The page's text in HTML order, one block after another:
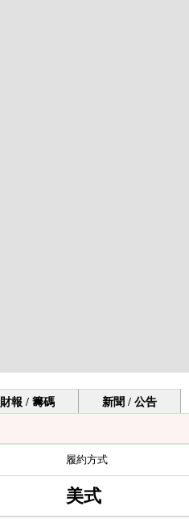
財報 / 籌碼 新聞 / 公告
履約方式
美式